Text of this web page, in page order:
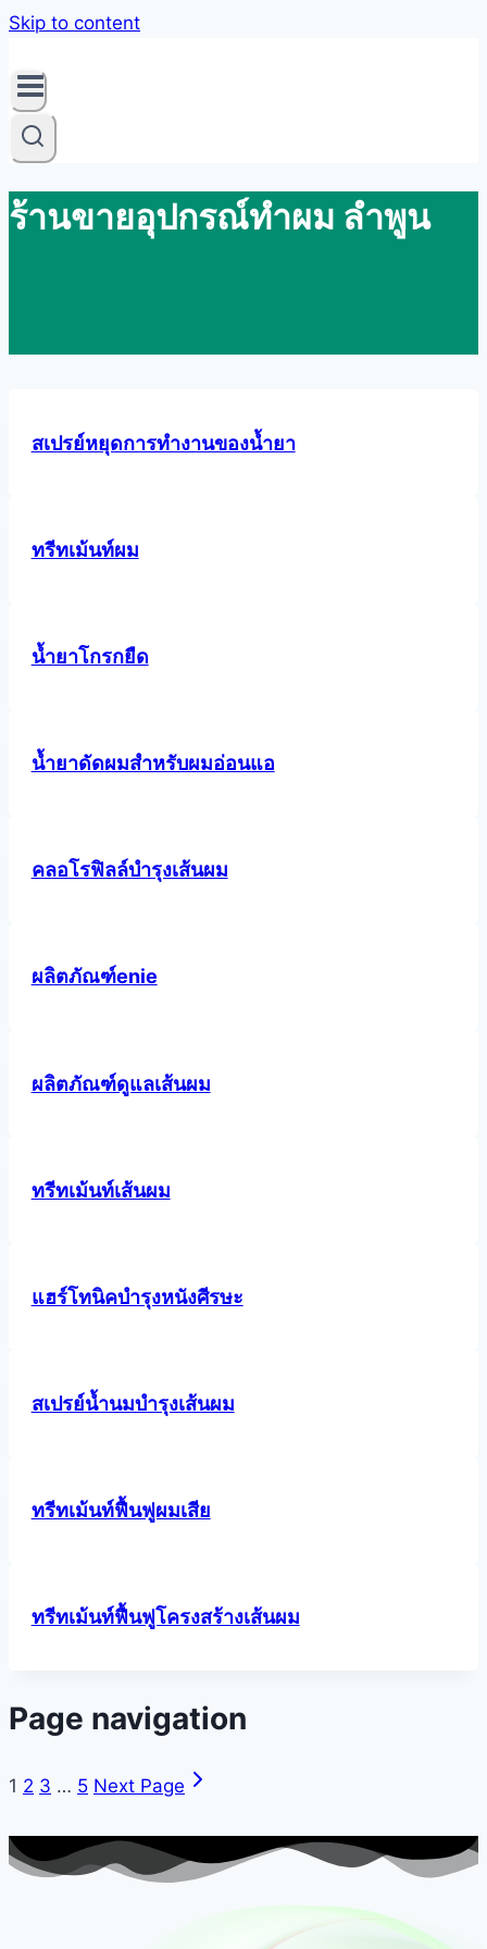
Skip to content
ร้านขายอุปกรณ์ทำผม ลำพูน
สเปรย์หยุดการทำงานของน้ำยา
ทรีทเม้นท์ผม
น้ำยาโกรกยืด
น้ำยาดัดผมสำหรับผมอ่อนแอ
คลอโรฟิลล์บำรุงเส้นผม
ผลิตภัณฑ์enie
ผลิตภัณฑ์ดูแลเส้นผม
ทรีทเม้นท์เส้นผม
แฮร์โทนิคบำรุงหนังศีรษะ
สเปรย์น้ำนมบำรุงเส้นผม
ทรีทเม้นท์ฟื้นฟูผมเสีย
ทรีทเม้นท์ฟื้นฟูโครงสร้างเส้นผม
Page navigation
1 2 3 … 5 Next Page